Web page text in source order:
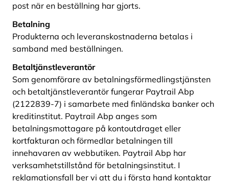
post när en beställning har gjorts.
Betalning
Produkterna och leveranskostnaderna betalas i
samband med beställningen.
Betaltjänstleverantör
Som genomförare av betalningsförmedlingstjänsten
och betaltjänstleverantör fungerar Paytrail Abp
(2122839-7) i samarbete med finländska banker och
kreditinstitut. Paytrail Abp anges som
betalningsmottagare på kontoutdraget eller
kortfakturan och förmedlar betalningen till
innehavaren av webbutiken. Paytrail Abp har
verksamhetstillstånd för betalningsinstitut. I
reklamationsfall ber vi att du i första hand kontaktar